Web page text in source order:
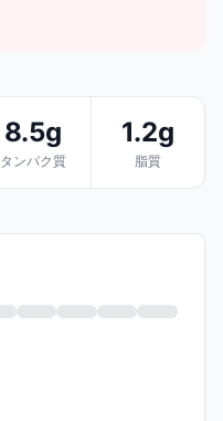
8.5g
タンパク質
1.2g
脂質